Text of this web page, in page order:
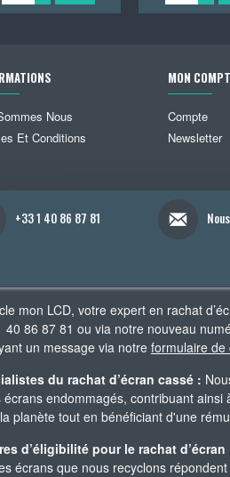
Nous
Et Conditions
MON
Compte
Newsletter
+33 1 40 86 87 81
mon LCD, votre expert en rachat
40 86 87 81 ou via notre nouveau
un message via notre formulaire de
du rachat d’écran cassé :
écrans endommagés, contribuant
planète tout en bénéficiant d'une
d’éligibilité pour le rachat d’écran
écrans que nous recyclons